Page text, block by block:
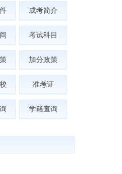
成考简介
考试科目
加分政策
准考证
学籍查询